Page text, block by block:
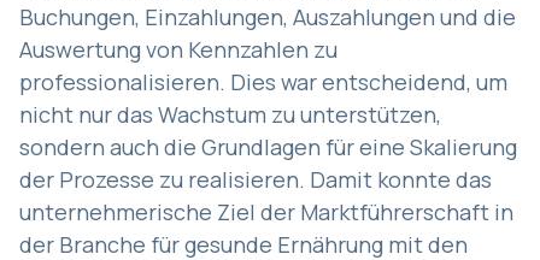
Buchungen, Einzahlungen, Auszahlungen und die
Auswertung von Kennzahlen zu
professionalisieren. Dies war entscheidend, um
nicht nur das Wachstum zu unterstützen,
sondern auch die Grundlagen für eine Skalierung
der Prozesse zu realisieren. Damit konnte das
unternehmerische Ziel der Marktführerschaft in
der Branche für gesunde Ernährung mit den